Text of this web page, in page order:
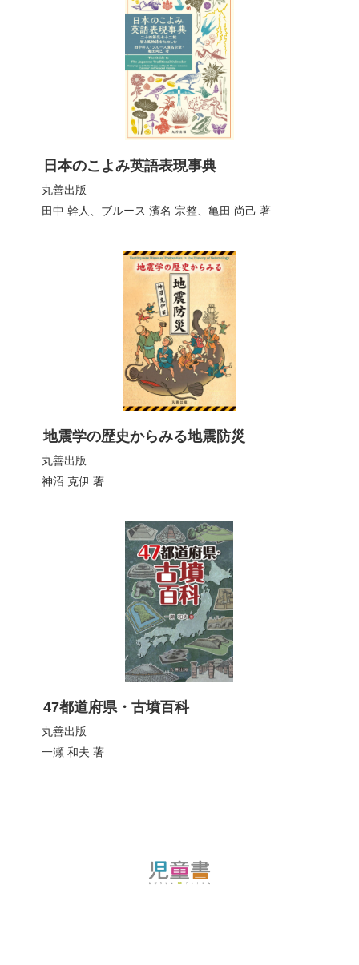
日本のこよみ英語表現事典
丸善出版
田中 幹人
ブルース 濱名 宗整、 亀田 尚己 著
地震学の歴史からみる地震防災
丸善出版
神沼 克伊著
47都道府県・古墳百科
丸善出版
一瀬 和夫 著